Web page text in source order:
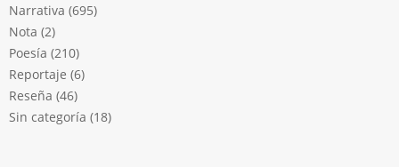
Narrativa (695)
Nota (2)
Poesía (210)
Reportaje (6)
Reseña (46)
Sin categoría (18)